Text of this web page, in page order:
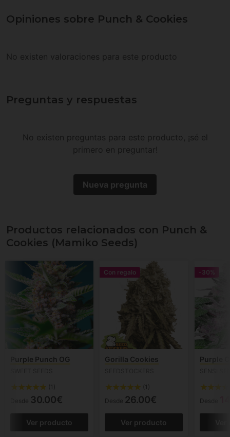
Opiniones sobre Punch & Cookies
No existen valoraciones para este producto
Preguntas y respuestas
No existen preguntas para este producto, ¡sé el
primero en preguntar!
Nueva pregunta
Productos relacionados con Punch &
Cookies (Mamiko Seeds)
Purple Punch OG
(1)
Desde 30.00€
Ver producto
Con regalo
Gorilla Cookies
(1)
Desde 26.00€
Ver producto
-30%
Purple
Desde